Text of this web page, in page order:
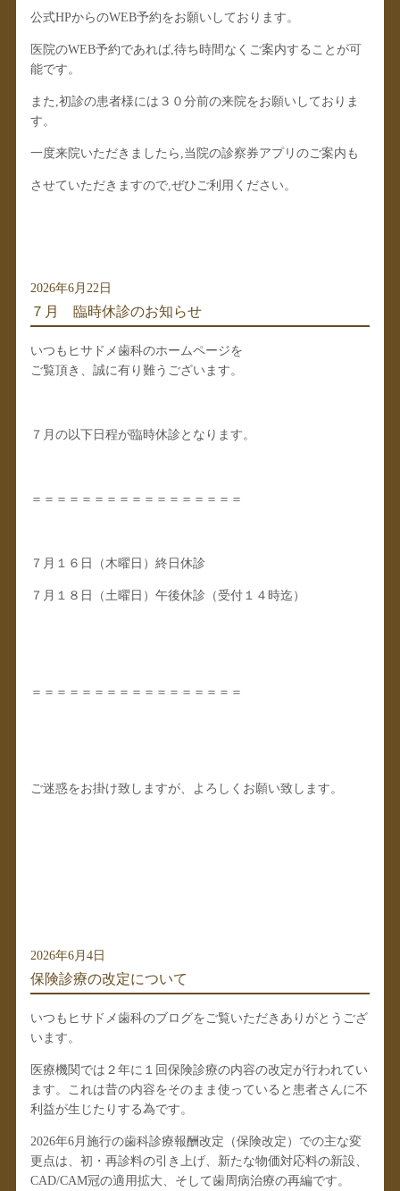
公式HPからのWEB予約をお願いしております。
医院のWEB予約であれば,待ち時間なくご案内することが可
能です。
また,初診の患者様には３０分前の来院をお願いしておりま
す。
一度来院いただきましたら,当院の診察券アプリのご案内も
させていただきますので,ぜひご利用ください。
2026年6月22日
７月 臨時休診のお知らせ
いつもヒサドメ歯科のホームページを
ご覧頂き、誠に有り難うございます。
７月の以下日程が臨時休診となります。
＝＝＝＝＝＝＝＝＝＝＝＝＝＝＝＝＝
７月１６日（木曜日）終日休診
７月１８日（土曜日）午後休診（受付１４時迄）
＝＝＝＝＝＝＝＝＝＝＝＝＝＝＝＝＝
ご迷惑をお掛け致しますが、よろしくお願い致します。
2026年6月4日
保険診療の改定について
いつもヒサドメ歯科のブログをご覧いただきありがとうござ
います。
医療機関では２年に１回保険診療の内容の改定が行われてい
ます。これは昔の内容をそのまま使っていると患者さんに不
利益が生じたりする為です。
2026年6月施行の歯科診療報酬改定（保険改定） での主な変
更点は、初・再診料の引き上げ、新たな物価対応料の新設、
CAD/CAM冠の適用拡大、そして歯周病治療の再編です。